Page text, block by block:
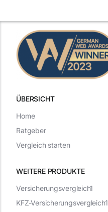
ÜBERSICHT
WEITERE PRODUKTE
Versicherungsvergleich1
KFZ-Versicherungsvergleich1
Home
Ratgeber
Vergleich starten